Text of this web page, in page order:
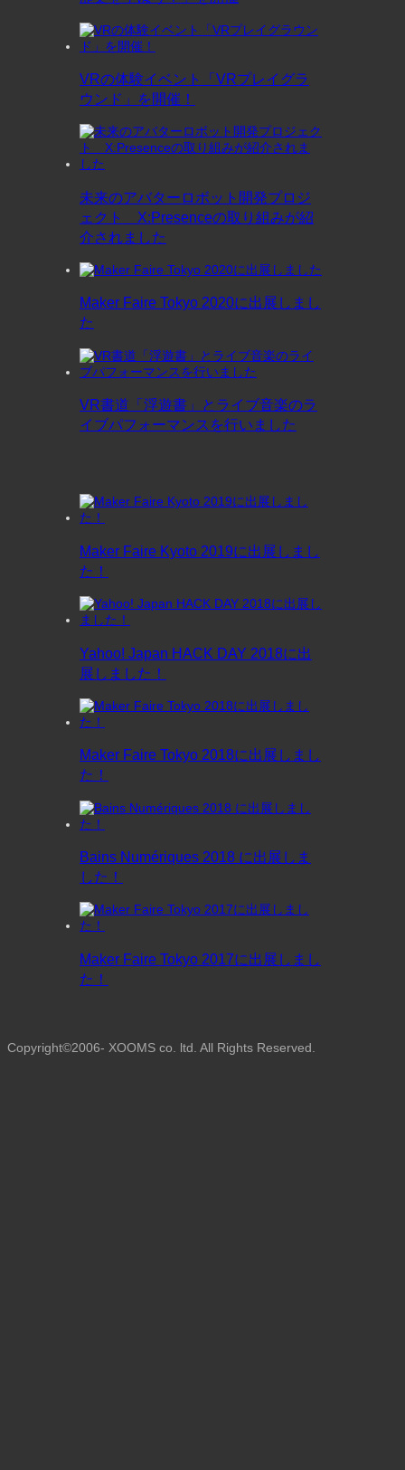
VRの体験イベント「VRプレイグラ
ウンド」を開催！
未来のアバターロボット開発プロジ
ェクト X:Presenceの取り組みが紹
介されました
Maker Faire Tokyo 2020に出展しまし
た
VR書道「浮遊書」とライブ音楽のラ
イブパフォーマンスを行いました
Maker Faire Kyoto 2019に出展しまし
た！
Yahoo! Japan HACK DAY 2018に出
展しました！
Maker Faire Tokyo 2018に出展しまし
た！
Bains Numériques 2018 に出展しま
した！
Maker Faire Tokyo 2017に出展しまし
た！
Copyright©2006- XOOMS co. ltd. All Rights Reserved.